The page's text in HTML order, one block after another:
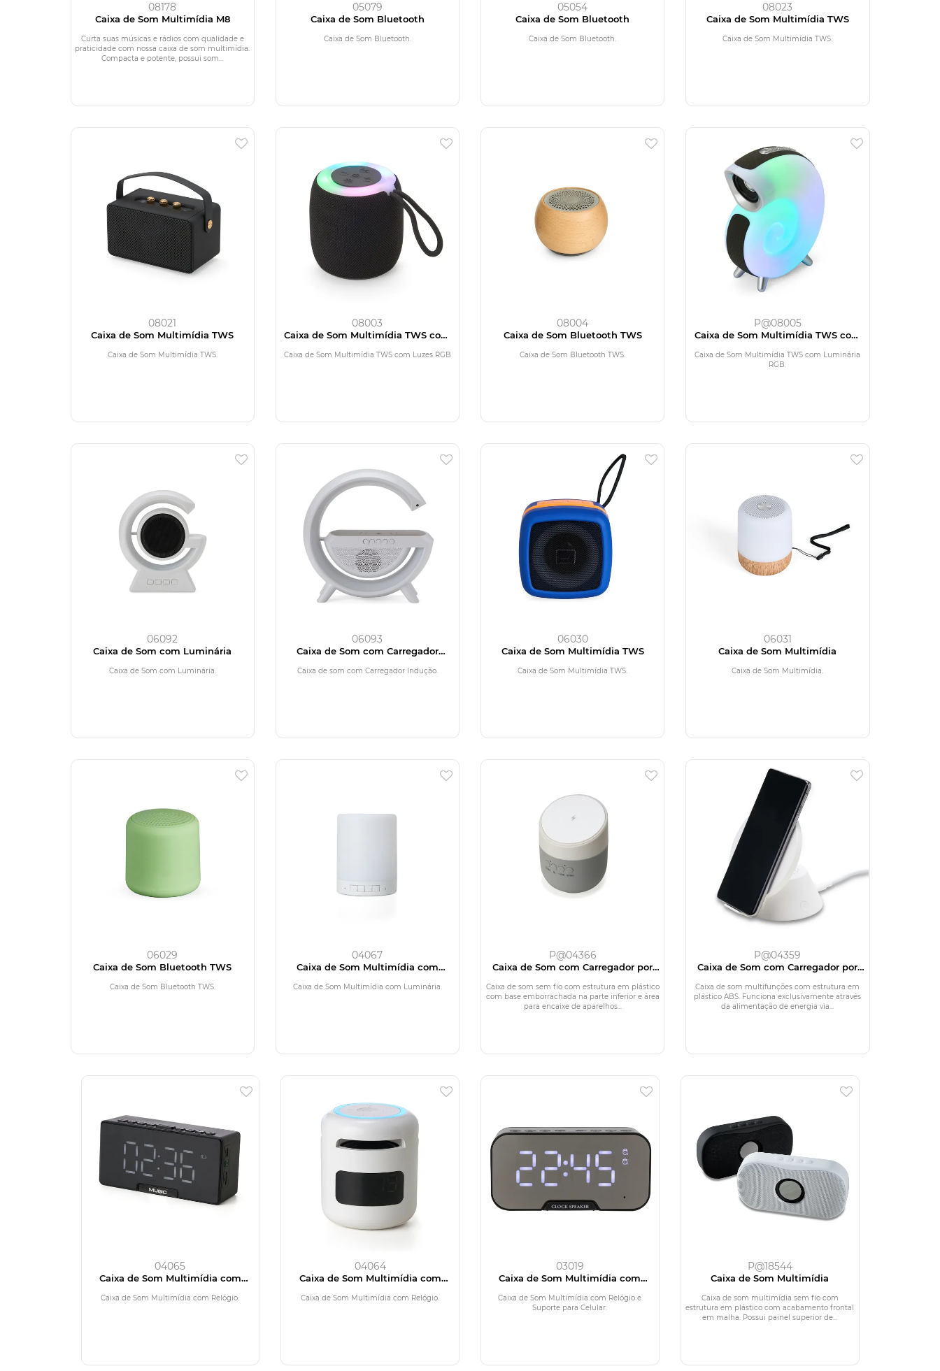
08178
Caixa de Som Multimídia M8
Curta suas músicas e rádios com qualidade e
praticidade com nossa caixa de som multimídia.
Compacta e potente, possui som...
05079
Caixa de Som Bluetooth
Caixa de Som Bluetooth.
05054
Caixa de Som Bluetooth
Caixa de Som Bluetooth.
08023
Caixa de Som Multimídia TWS
Caixa de Som Multimídia TWS.
08021
Caixa de Som Multimídia TWS
Caixa de Som Multimídia TWS.
08003
Caixa de Som Multimídia TWS com
Caixa de Som Multimídia TWS com Luzes RGB
08004
Caixa de Som Bluetooth TWS
Caixa de Som Bluetooth TWS.
P@08005
Caixa de Som Multimídia TWS com
Caixa de Som Multimídia TWS com Luminária
RGB.
06092
Caixa de Som com Luminária
Caixa de Som com Luminária.
06093
Caixa de Som com Carregador
Caixa de som com Carregador Indução.
06030
Caixa de Som Multimídia TWS
Caixa de Som Multimídia TWS.
06031
Caixa de Som Multimídia
Caixa de Som Multimídia.
06029
Caixa de Som Bluetooth TWS
Caixa de Som Bluetooth TWS.
04067
Caixa de Som Multimídia com
Caixa de Som Multimídia com Luminária.
P@04366
Caixa de Som com Carregador por
Caixa de som sem fio com estrutura em plástico
com base emborrachada na parte inferior e área
para encaixe de aparelhos...
P@04359
Caixa de Som com Carregador por
Caixa de som multifunções com estrutura em
plástico ABS. Funciona exclusivamente através
da alimentação de energia via...
04065
Caixa de Som Multimídia com
Caixa de Som Multimídia com Relógio.
04064
Caixa de Som Multimídia com
Caixa de Som Multimídia com Relógio.
03019
Caixa de Som Multimídia com
Caixa de Som Multimídia com Relógio e
Suporte para Celular.
P@18544
Caixa de Som Multimídia
Caixa de som multimídia sem fio com
estrutura em plástico com acabamento frontal
em malha. Possui painel superior de...